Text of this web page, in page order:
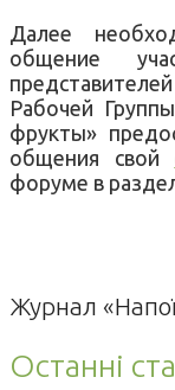
Далее
общение
Рабочей
фрукты»
общения свой
форуме в
Журнал
Останні